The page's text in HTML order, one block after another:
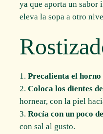
ya que aporta un sabor
eleva la sopa a otro
Precalienta el horno
Coloca los dientes
hornear, con la piel
Rocía con un poco
con sal al gusto.